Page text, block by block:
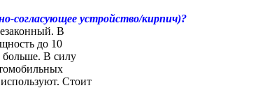
согласующее устройство/киpпич)?
В
до 10
больше. В силу
Стоит